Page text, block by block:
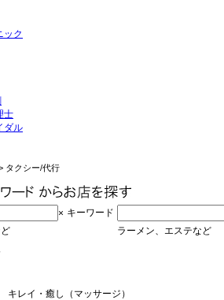
ック
士
ダル
タクシー/代行
× キーワード
ラーメン、エステなど
キレイ・癒し（マッサージ）